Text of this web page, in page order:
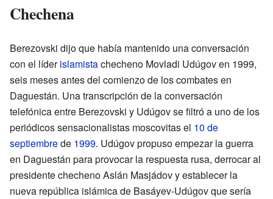
Chechena
Berezovski dijo que había mantenido una conversación
con el líderislamistachecheno Movladi Udúgov en 1999,
seis meses antes del comienzo de los combates en
Daguestán. Una transcripción de la conversación
telefónica entre Berezovski y Udúgov se filtró a uno de los
periódicos sensacionalistas moscovitas el 10 de
septiembrede 1999. Udúgov propuso empezar la guerra
en Daguestán para provocar la respuesta rusa, derrocar al
presidente checheno Aslán Masjádov y establecer la
nueva república islámica de Basáyev-Udúgov que sería